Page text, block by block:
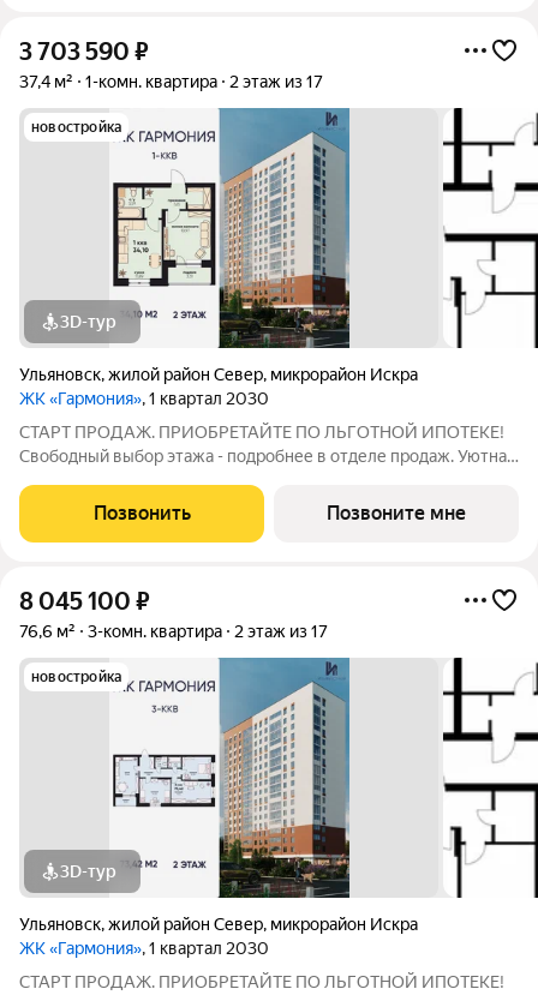
3 703 590 ₽
37,4 м² 1-комн. квартира 2 этаж из 17
новостройка
3D-тур
Ульяновск,жилой район Север, микрорайон Искра
ЖК «Гармония», 1 квартал 2030
СТАРТ ПРОДАЖ. ПРИОБРЕТАЙТЕ ПО ЛЬГОТНОЙ ИПОТЕКЕ!
Свободный выбор этажа - подробнее в отделе продаж. Уютная
тех, кто ценит комфорт и функциональность: продуманная
Позвонить Позвоните мне
8 045 100 ₽
76,6 м² 3-комн. квартира 2 этаж из 17
новостройка
3D-тур
Ульяновск,жилой район Север, микрорайон Искра
ЖК «Гармония», 1 квартал 2030
СТАРТ ПРОДАЖ. ПРИОБРЕТАЙТЕ ПО ЛЬГОТНОЙ ИПОТЕКЕ!